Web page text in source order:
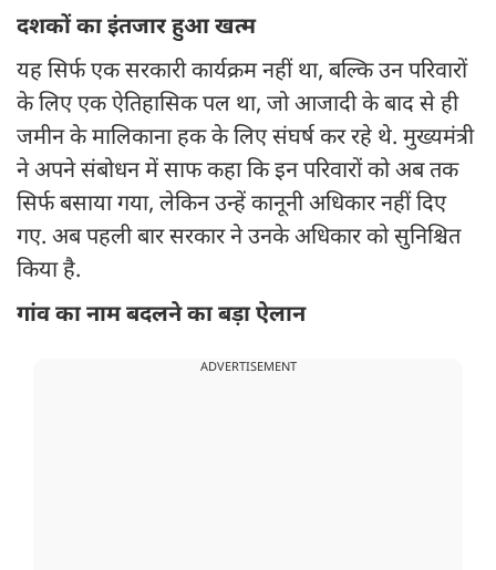
दशकों का इंतजार हुआ खत्म
यह सिर्फ एक सरकारी कार्यक्रम नहीं था, बल्कि उन परिवारों
के लिए एक ऐतिहासिक पल था, जो आजादी के बाद से ही
जमीन के मालिकाना हक के लिए संघर्ष कर रहे थे. मुख्यमंत्री
ने अपने संबोधन में साफ कहा कि इन परिवारों को अब तक
सिर्फ बसाया गया, लेकिन उन्हें कानूनी अधिकार नहीं दिए
गए. अब पहली बार सरकार ने उनके अधिकार को सुनिश्चित
किया है.
गांव का नाम बदलने का बड़ा ऐलान
ADVERTISEMENT